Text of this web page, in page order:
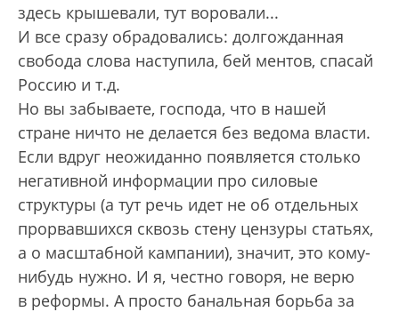
здесь крышевали, тут воровали...
И все сразу обрадовались: долгожданная
свобода слова наступила, бей ментов, спасай
Россию и т.д.
Но вы забываете, господа, что в нашей
стране ничто не делается без ведома власти.
Если вдруг неожиданно появляется столько
негативной информации про силовые
структуры (а тут речь идет не об отдельных
прорвавшихся сквозь стену цензуры статьях,
а о масштабной кампании), значит, это кому-
нибудь нужно. И я, честно говоря, не верю
в реформы. А просто банальная борьба за